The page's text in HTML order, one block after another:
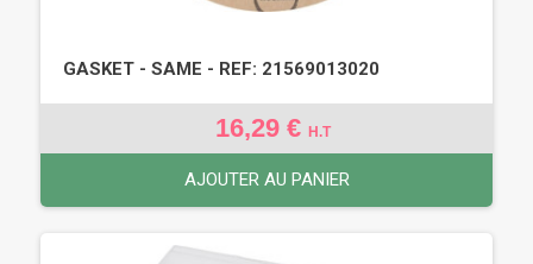
GASKET - SAME - REF: 21569013020
16,29 € H.T
AJOUTER AU PANIER